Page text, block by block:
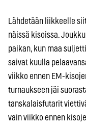
Lähdetään liikkeelle
näissä kisoissa.
paikan, kun maa
saivat kuulla
viikko ennen EM-
turnaukseen jäi
tanskalaisfutarit
vain viikko ennen